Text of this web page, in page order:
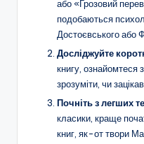
або «Грозовий
подобаються
Достоєвського або
Досліджуйте
книгу,
зрозуміти, чи
Почніть з легших
класики, краще
книг, як-от твори